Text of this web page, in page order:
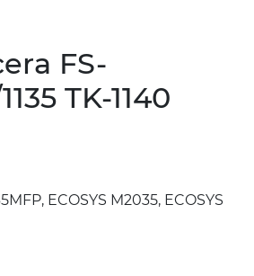
FS-
TK-1140
ECOSYS M2035, ECOSYS